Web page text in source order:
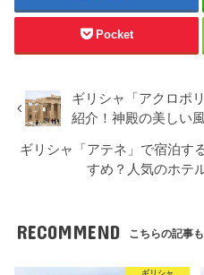
Pocket
ギリシャ「アクロポ
紹介！神殿の美しい
ギリシャ「アテネ」で宿泊す
すめ？人気のホテ
RECOMMEND こちらの記事も
ギリシャ